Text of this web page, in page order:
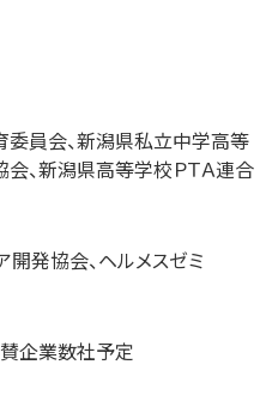
員会、新潟県私立中学高等
、新潟県高等学校ＰＴＡ連合
開発協会、ヘルメスゼミ
企業数社予定